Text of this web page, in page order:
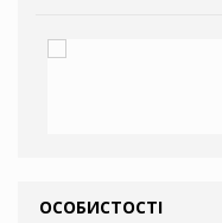
ОСОБИСТОСТІ